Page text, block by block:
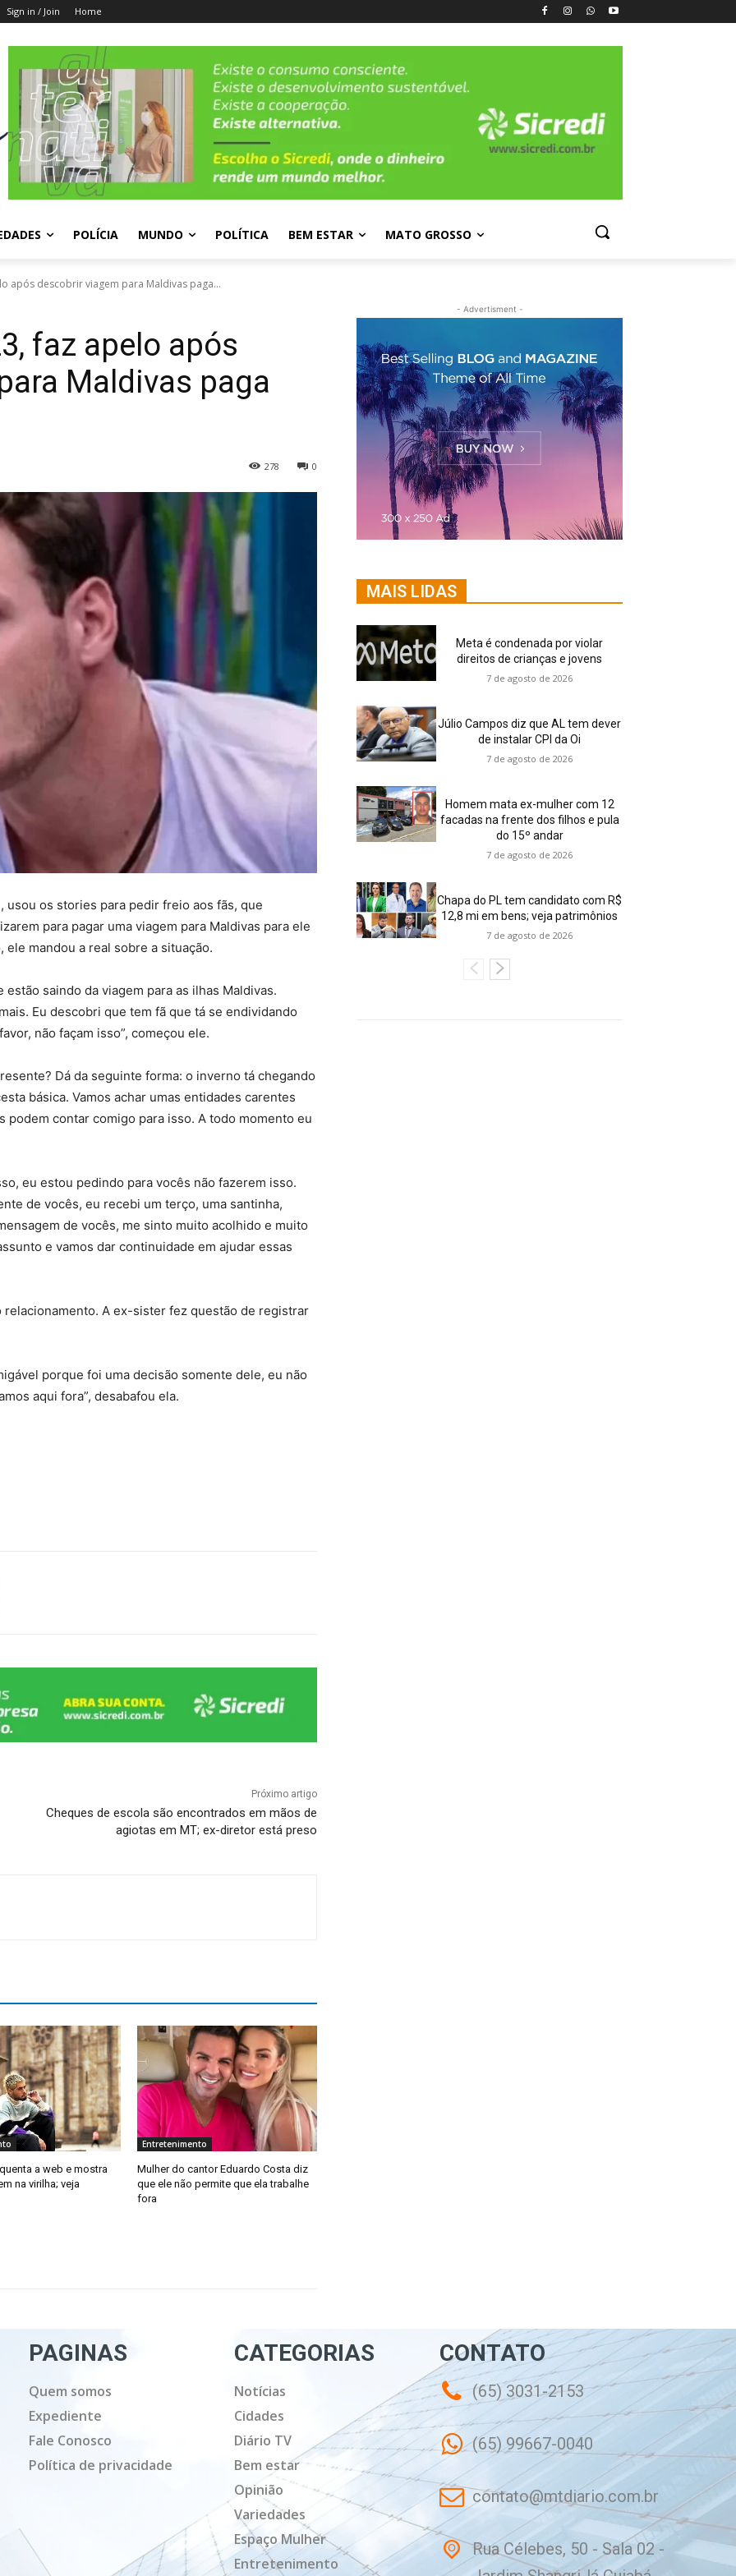
Sign in / Join Home
POLÍCIA MUNDO POLÍTICA BEM ESTAR MATO GROSSO
após descobrir viagem para Maldivas paga...
faz apelo após
Maldivas paga
0
278
os stories para pedir freio aos fãs, que
para pagar uma viagem para Maldivas para ele
mandou a real sobre a situação.
saindo da viagem para as ilhas Maldivas.
Eu descobri que tem fã que tá se endividando
não façam isso”, começou ele.
Dá da seguinte forma: o inverno tá chegando
básica. Vamos achar umas entidades carentes
podem contar comigo para isso. A todo momento eu
eu estou pedindo para vocês não fazerem isso.
de vocês, eu recebi um terço, uma santinha,
de vocês, me sinto muito acolhido e muito
e vamos dar continuidade em ajudar essas
A ex-sister fez questão de registrar
porque foi uma decisão somente dele, eu não
aqui fora”, desabafou ela.
Próximo artigo
Cheques de escola são encontrados em mãos de
agiotas em MT; ex-diretor está preso
a web e mostra
na virilha; veja
Entretenimento
Mulher do cantor Eduardo Costa diz
que ele não permite que ela trabalhe
fora
- Advertisment -
MAIS LIDAS
Meta é condenada por violar
direitos de crianças e jovens
7 de agosto de 2026
Júlio Campos diz que AL tem dever
de instalar CPI da Oi
7 de agosto de 2026
Homem mata ex-mulher com 12
facadas na frente dos filhos e pula
do 15º andar
7 de agosto de 2026
Chapa do PL tem candidato com R$
12,8 mi em bens; veja patrimônios
7 de agosto de 2026
PAGINAS
Quem somos
Expediente
Fale Conosco
Política de privacidade
CATEGORIAS
Notícias
Cidades
Diário TV
Bem estar
Opinião
Variedades
Espaço Mulher
Entretenimento
CONTATO
(65) 3031-2153
(65) 99667-0040
contato@mtdiario.com.br
Rua Célebes, 50 - Sala 02 -